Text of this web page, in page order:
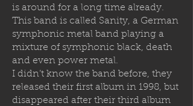
is around for a long time already.
This band is called Sanity, a German
symphonic metal band playing a
mixture of symphonic black, death
and even power metal.
I didn’t know the band before, they
released their first album in 1998, but
disappeared after their third album